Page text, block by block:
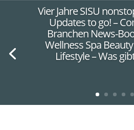
Vier Jahre SISU
Updates to go! –
Branchen News-
Wellness Spa
Lifestyle – Was